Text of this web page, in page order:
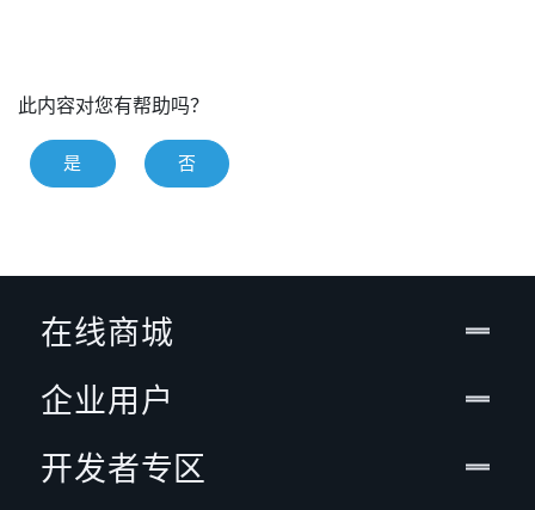
此内容对您有帮助吗？
是 否
在线商城
企业用户
开发者专区